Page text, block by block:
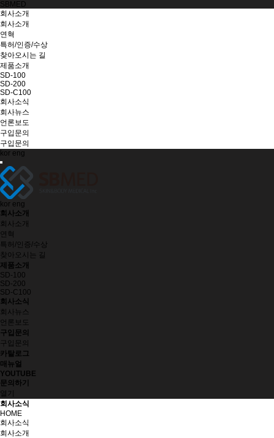
SBMED
회사소개
회사소개
연혁
특허/인증/수상
찾아오시는 길
제품소개
SD-100
SD-200
SD-C100
회사소식
회사뉴스
언론보도
구입문의
구입문의
kor eng
kor eng
회사소개
회사소개
연혁
특허/인증/수상
찾아오시는 길
제품소개
SD-100
SD-200
SD-C100
회사소식
회사뉴스
언론보도
구입문의
구입문의
카탈로그
매뉴얼
YOUTUBE
문의하기
열기
회사소식
HOME
회사소식
회사소개